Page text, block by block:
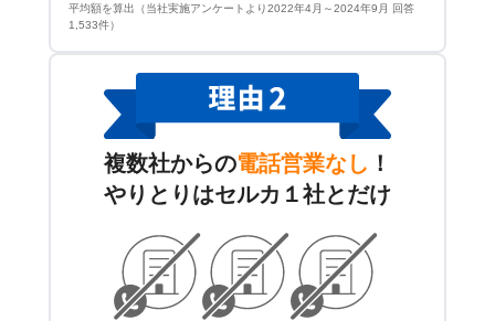
平均額を算出（当社実施アンケートより2022年4月～2024年9月 回答
1,533件）
複数社からの電話営業なし ！
やりとりはセルカ１社とだけ